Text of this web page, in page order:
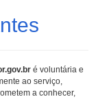
é voluntária e
ao serviço,
a conhecer,